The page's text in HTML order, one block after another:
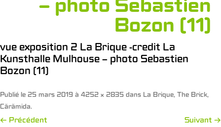
– photo Sebastien
Bozon (11)
vue exposition 2 La Brique -credit La
Kunsthalle Mulhouse – photo Sebastien
Bozon (11)
Publié le 25 mars 2019 à 4252 × 2835 dans La Brique, The Brick,
Cărămida.
← Précédent Suivant →